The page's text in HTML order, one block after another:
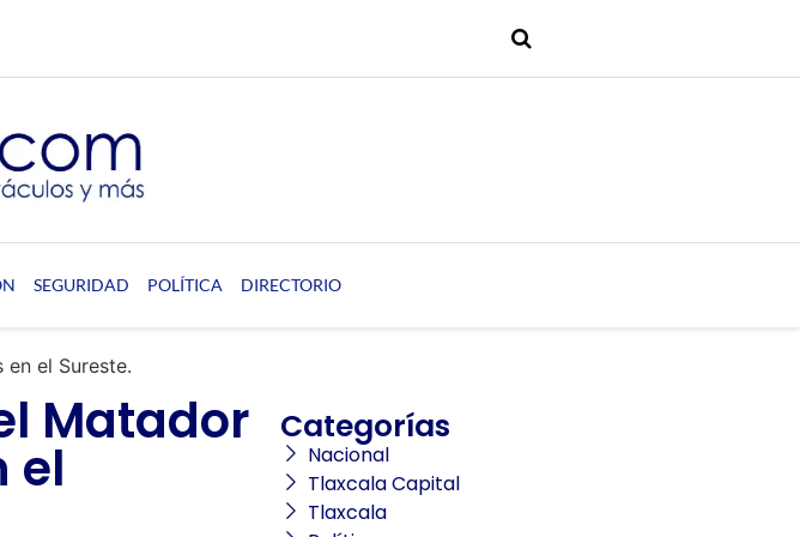
SEGURIDAD POLÍTICA DIRECTORIO
el Sureste.
Matador
el
Categorías
Nacional
Tlaxcala Capital
Tlaxcala